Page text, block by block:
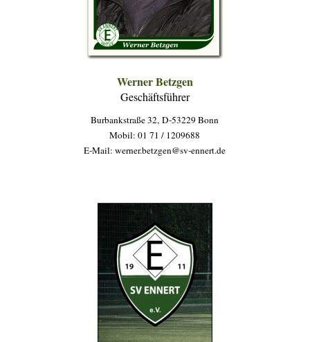
Werner Betzgen
Geschäftsführer
Burbankstraße 32, D-53229 Bonn
Mobil: 01 71 / 1209688
E-Mail: werner.betzgen@sv-ennert.de